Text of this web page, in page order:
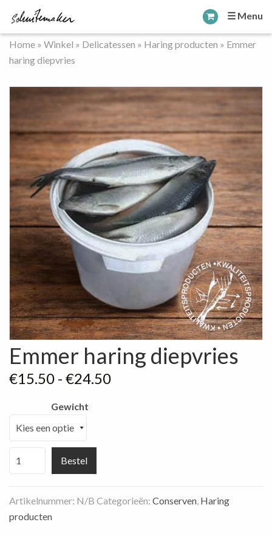
☰ Menu
Home » Winkel » Delicatessen » Haring producten » Emmer
haring diepvries
Emmer haring diepvries
€15.50 - €24.50Prijsklasse:
Gewicht
aantal
Bestel
Artikelnummer: N/B Categorieën: Conserven, Haring
producten